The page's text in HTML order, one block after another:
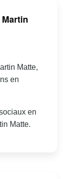
Matte,
en
en
Matte.